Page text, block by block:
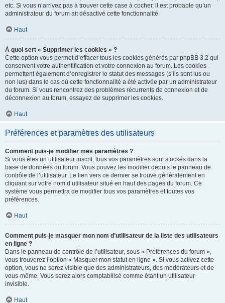
etc. Si vous n’arrivez pas à trouver cette case à cocher, il est probable qu’un
administrateur du forum ait désactivé cette fonctionnalité.
Haut
À quoi sert « Supprimer les cookies » ?
Cette option vous permet d’effacer tous les cookies générés par phpBB 3.2 qui
conservent votre authentification et votre connexion au forum. Les cookies
permettent également d’enregistrer le statut des messages (s’ils sont lus ou
non lus) dans le cas où cette fonctionnalité a été activée par un administrateur
du forum. Si vous rencontrez des problèmes récurrents de connexion et de
déconnexion au forum, essayez de supprimer les cookies.
Haut
Préférences et paramètres des utilisateurs
Comment puis-je modifier mes paramètres ?
Si vous êtes un utilisateur inscrit, tous vos paramètres sont stockés dans la
base de données du forum. Vous pouvez les modifier depuis le panneau de
contrôle de l’utilisateur. Le lien vers ce dernier se trouve généralement en
cliquant sur votre nom d’utilisateur situé en haut des pages du forum. Ce
système vous permettra de modifier tous vos paramètres et toutes vos
préférences.
Haut
Comment puis-je masquer mon nom d’utilisateur de la liste des utilisateurs
en ligne ?
Dans le panneau de contrôle de l’utilisateur, sous « Préférences du forum »,
vous trouverez l’option « Masquer mon statut en ligne ». Si vous activez cette
option, vous ne serez visible que des administrateurs, des modérateurs et de
vous-même. Vous serez alors comptabilisé comme étant un utilisateur
invisible.
Haut